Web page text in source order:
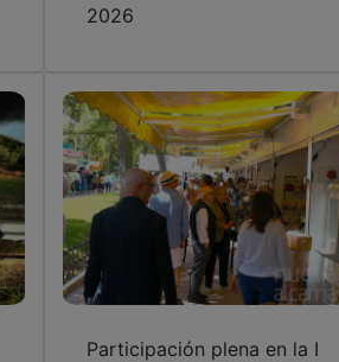
2026
Participación plena en la I